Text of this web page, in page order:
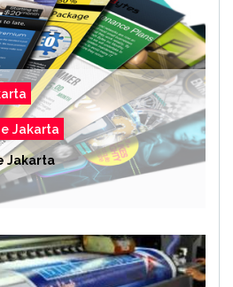
Jakarta
Jakarta